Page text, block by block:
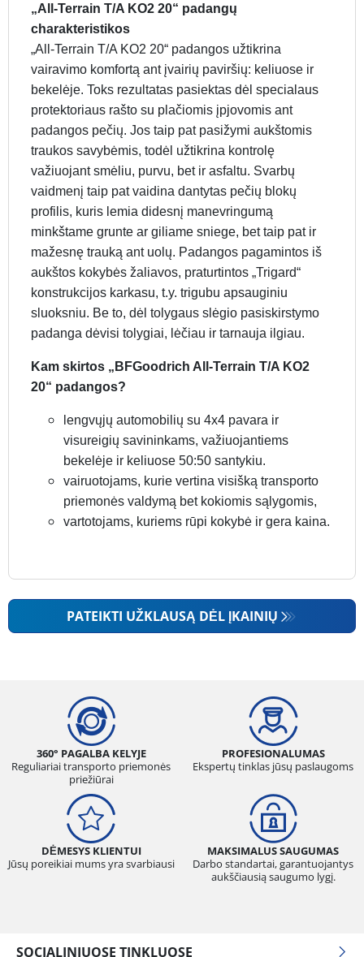
„All-Terrain T/A KO2 20“ padangų
charakteristikos
„All-Terrain T/A KO2 20“ padangos užtikrina
vairavimo komfortą ant įvairių paviršių: keliuose ir
bekelėje. Toks rezultatas pasiektas dėl specialaus
protektoriaus rašto su plačiomis įpjovomis ant
padangos pečių. Jos taip pat pasižymi aukštomis
traukos savybėmis, todėl užtikrina kontrolę
važiuojant smėliu, purvu, bet ir asfaltu. Svarbų
vaidmenį taip pat vaidina dantytas pečių blokų
profilis, kuris lemia didesnį manevringumą
minkštame grunte ar giliame sniege, bet taip pat ir
mažesnę trauką ant uolų. Padangos pagamintos iš
aukštos kokybės žaliavos, praturtintos „Trigard“
konstrukcijos karkasu, t.y. trigubu apsauginiu
sluoksniu. Be to, dėl tolygaus slėgio pasiskirstymo
padanga dėvisi tolygiai, lėčiau ir tarnauja ilgiau.
Kam skirtos „BFGoodrich All-Terrain T/A KO2
20“ padangos?
lengvųjų automobilių su 4x4 pavara ir
visureigių savininkams, važiuojantiems
bekelėje ir keliuose 50:50 santykiu.
vairuotojams, kurie vertina visišką transporto
priemonės valdymą bet kokiomis sąlygomis,
vartotojams, kuriems rūpi kokybė ir gera kaina.
PATEIKTI UŽKLAUSĄ DĖL ĮKAINIŲ
360° PAGALBA KELYJE
Reguliariai transporto priemonės
priežiūrai
PROFESIONALUMAS
Ekspertų tinklas jūsų paslaugoms
DĖMESYS KLIENTUI
Jūsų poreikiai mums yra svarbiausi
MAKSIMALUS SAUGUMAS
Darbo standartai, garantuojantys
aukščiausią saugumo lygį.
SOCIALINIUOSE TINKLUOSE